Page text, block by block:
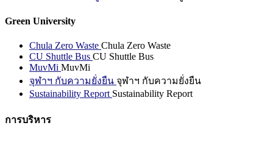
Green University
Chula Zero Waste Chula Zero Waste
CU Shuttle Bus CU Shuttle Bus
MuvMi MuvMi
จุฬาฯ กับความยั่งยืน จุฬาฯ กับความยั่งยืน
Sustainability Report Sustainability Report
การบริหาร